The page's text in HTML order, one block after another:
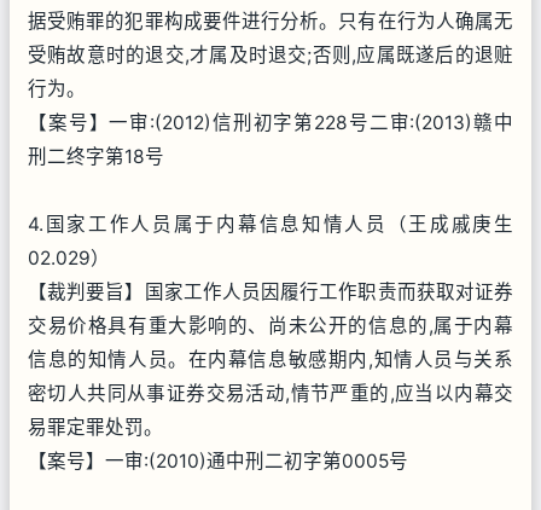
据受贿罪的犯罪构成要件进行分析。只有在行为人确属无
受贿故意时的退交,才属及时退交;否则,应属既遂后的退赃
行为。
【案号】一审:(2012)信刑初字第228号二审:(2013)赣中
刑二终字第18号
4.国家工作人员属于内幕信息知情人员（王成戚庚生
02.029）
【裁判要旨】国家工作人员因履行工作职责而获取对证券
交易价格具有重大影响的、尚未公开的信息的,属于内幕
信息的知情人员。在内幕信息敏感期内,知情人员与关系
密切人共同从事证券交易活动,情节严重的,应当以内幕交
易罪定罪处罚。
【案号】一审:(2010)通中刑二初字第0005号